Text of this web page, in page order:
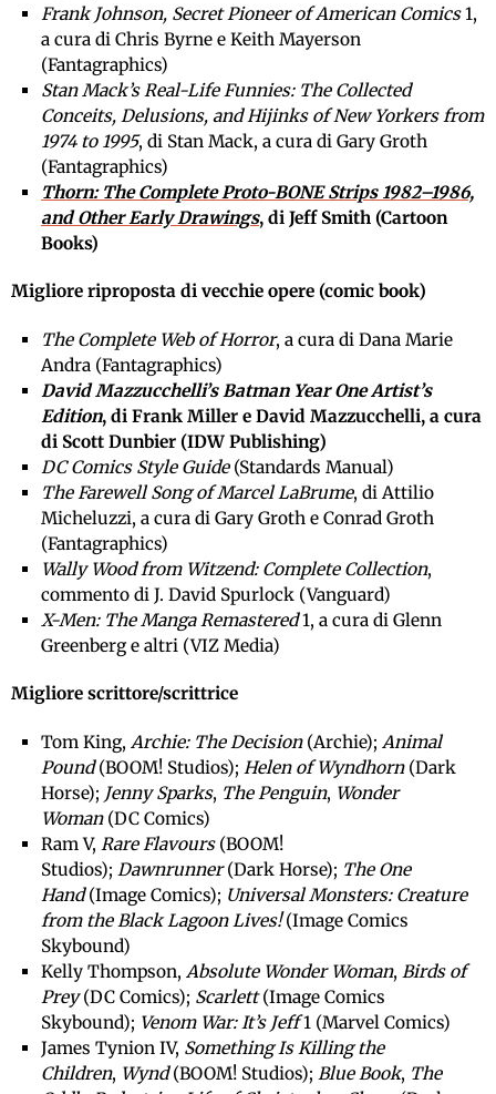
Frank Johnson, Secret Pioneer of American Comics1,
a cura di Chris Byrne e Keith Mayerson
(Fantagraphics)
Stan Mack’s Real-Life Funnies: The Collected
Conceits, Delusions, and Hijinks of New Yorkers from
1974 to 1995, di Stan Mack, a cura di Gary Groth
(Fantagraphics)
Thorn: The Complete Proto-BONE Strips 1982–1986,
and Other Early Drawings, di Jeff Smith (Cartoon
Books)
Migliore riproposta di vecchie opere (comic book)
The Complete Web of Horror, a cura di Dana Marie
Andra (Fantagraphics)
David Mazzucchelli’s Batman Year One Artist’s
Edition, di Frank Miller e David Mazzucchelli, a cura
di Scott Dunbier (IDW Publishing)
DC Comics Style Guide (Standards Manual)
The Farewell Song of Marcel LaBrume, di Attilio
Micheluzzi, a cura di Gary Groth e Conrad Groth
(Fantagraphics)
Wally Wood from Witzend: Complete Collection,
commento di J. David Spurlock (Vanguard)
X-Men: The Manga Remastered1, a cura di Glenn
Greenberg e altri (VIZ Media)
Migliore scrittore/scrittrice
Tom King, Archie: The Decision(Archie); Animal
Pound(BOOM! Studios); Helen of Wyndhorn(Dark
Horse); Jenny Sparks, The Penguin, Wonder
Woman(DC Comics)
Ram V, Rare Flavours(BOOM!
Studios); Dawnrunner(Dark Horse); The One
Hand(Image Comics); Universal Monsters: Creature
from the Black Lagoon Lives!(Image Comics
Skybound)
Kelly Thompson, Absolute Wonder Woman, Birds of
Prey(DC Comics); Scarlett(Image Comics
Skybound); Venom War: It’s Jeff1 (Marvel Comics)
James Tynion IV, Something Is Killing the
Children, Wynd(BOOM! Studios); Blue Book, The